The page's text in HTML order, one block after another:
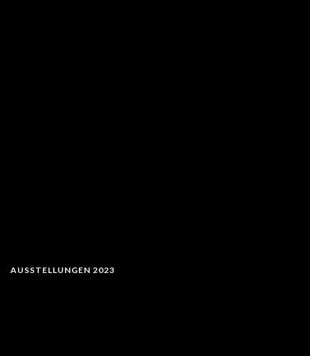
AUSSTELLUNGEN 2023